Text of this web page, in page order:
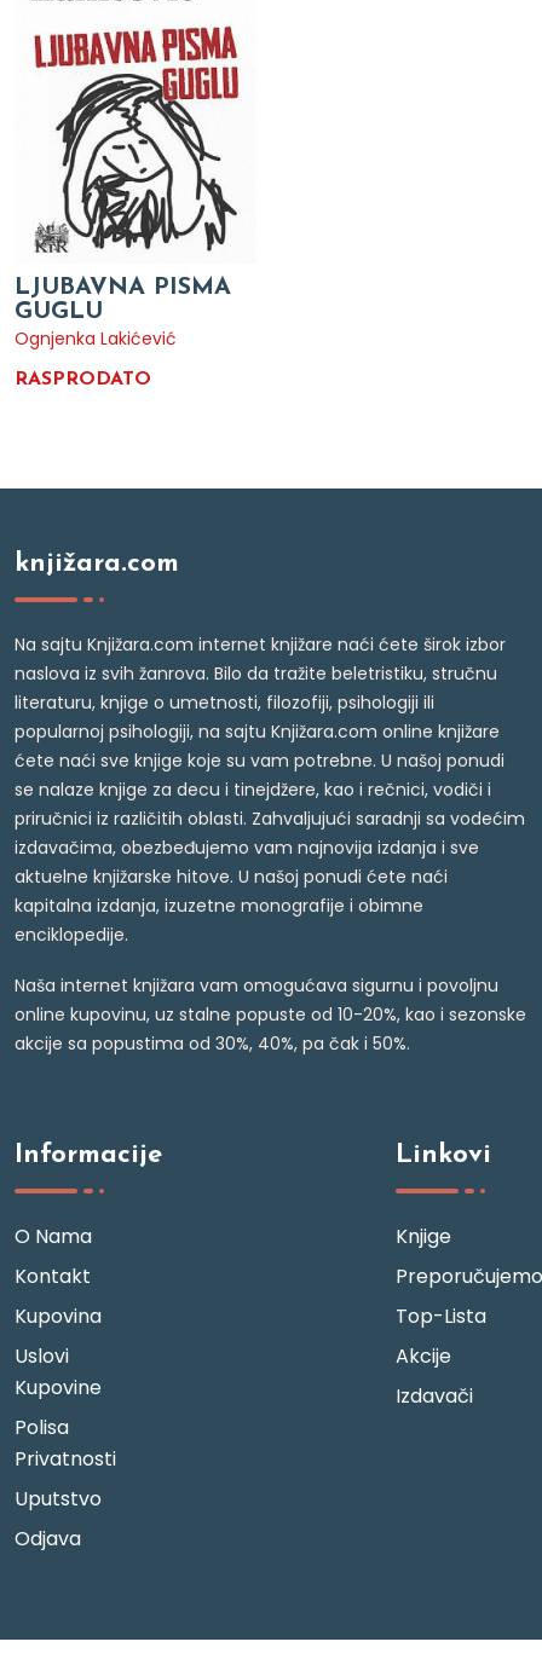
LJUBAVNA PISMA
GUGLU
Ognjenka Lakićević
RASPRODATO
knjižara.com
Na sajtu Knjižara.com internet knjižare naći ćete širok izbor
naslova iz svih žanrova. Bilo da tražite beletristiku, stručnu
literaturu, knjige o umetnosti, filozofiji, psihologiji ili
popularnoj psihologiji, na sajtu Knjižara.com online knjižare
ćete naći sve knjige koje su vam potrebne. U našoj ponudi
se nalaze knjige za decu i tinejdžere, kao i rečnici, vodiči i
priručnici iz različitih oblasti. Zahvaljujući saradnji sa vodećim
izdavačima, obezbeđujemo vam najnovija izdanja i sve
aktuelne knjižarske hitove. U našoj ponudi ćete naći
kapitalna izdanja, izuzetne monografije i obimne
enciklopedije.
Naša internet knjižara vam omogućava sigurnu i povoljnu
online kupovinu, uz stalne popuste od 10-20%, kao i sezonske
akcije sa popustima od 30%, 40%, pa čak i 50%.
Informacije
O Nama
Kontakt
Kupovina
Uslovi
Kupovine
Polisa
Privatnosti
Uputstvo
Odjava
Linkovi
Knjige
Preporučujemo
Top-Lista
Akcije
Izdavači